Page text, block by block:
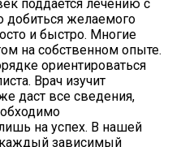
поддается лечению с
желаемого
и быстро. Многие
на собственном опыте.
ориентироваться
Врач изучит
даст все сведения,
на успех. В нашей
зависимый